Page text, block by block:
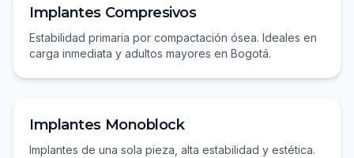
Implantes Compresivos
Estabilidad primaria por compactación ósea. Ideales en
carga inmediata y adultos mayores en Bogotá.
Implantes Monoblock
Implantes de una sola pieza, alta estabilidad y estética.